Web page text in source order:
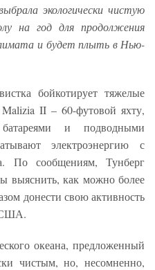
экологически чистую
на год для продолжения
и будет плыть в Нью-
бойкотирует тяжелые
II – 60-футовой яхту,
и подводными
электроэнергию с
По сообщениям, Тунберг
выяснить, как можно более
донести свою активность
США.
океана, предложенный
чистым, но, несомненно,